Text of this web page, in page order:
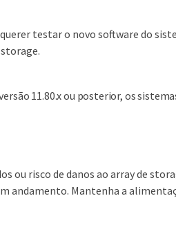
testar o novo software do
11.80.x ou posterior, os
ou risco de danos ao array de
andamento. Mantenha a